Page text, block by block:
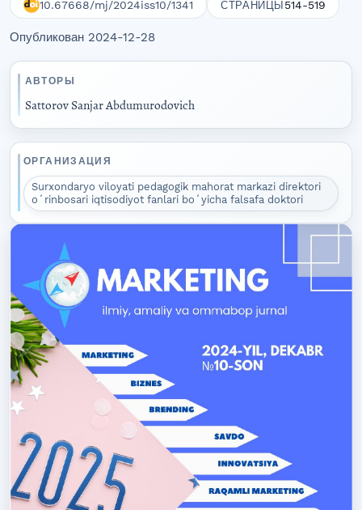
10.67668/mj/2024iss10/1341 СТРАНИЦЫ 514-519
Опубликован 2024-12-28
АВТОРЫ
Sattorov Sanjar Abdumurodovich
ОРГАНИЗАЦИЯ
Surxondaryo viloyati pedagogik mahorat markazi direktori
oʻrinbosari iqtisodiyot fanlari boʻyicha falsafa doktori